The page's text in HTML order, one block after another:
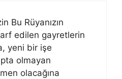
Bu Rüyanızın
edilen gayretlerin
yeni bir işe
olmayan
olacağına